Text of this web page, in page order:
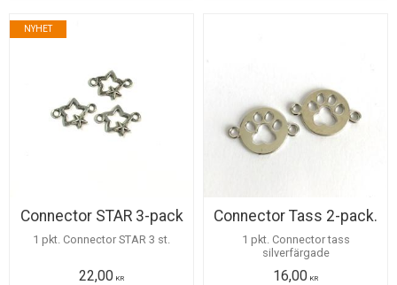
Connector STAR 3-pack
1 pkt. Connector STAR 3 st.
22,00 KR
NYHET
Connector Tass 2-pack.
1 pkt. Connector tass
silverfärgade
16,00 KR